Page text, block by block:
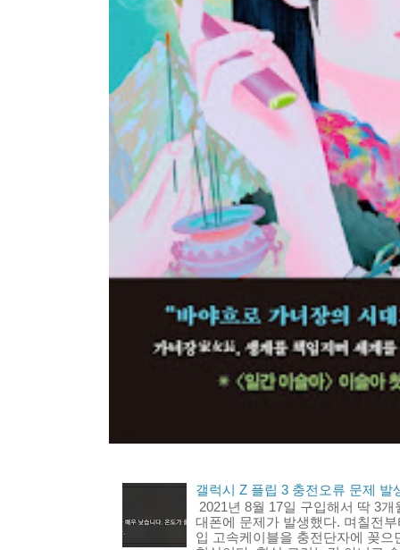
갤럭시 Z 플립 3 충전오류 문제 발
2021년 8월 17일 구입해서 딱 3
대폰에 문제가 발생했다. 며칠전
입 고속케이블을 충전단자에 꽂